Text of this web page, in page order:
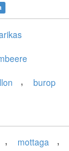
, burop
, mottaga ,